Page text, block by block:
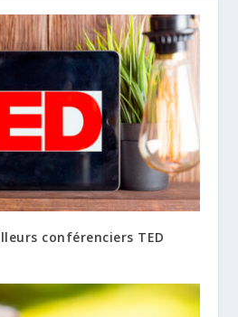
conférenciers TED